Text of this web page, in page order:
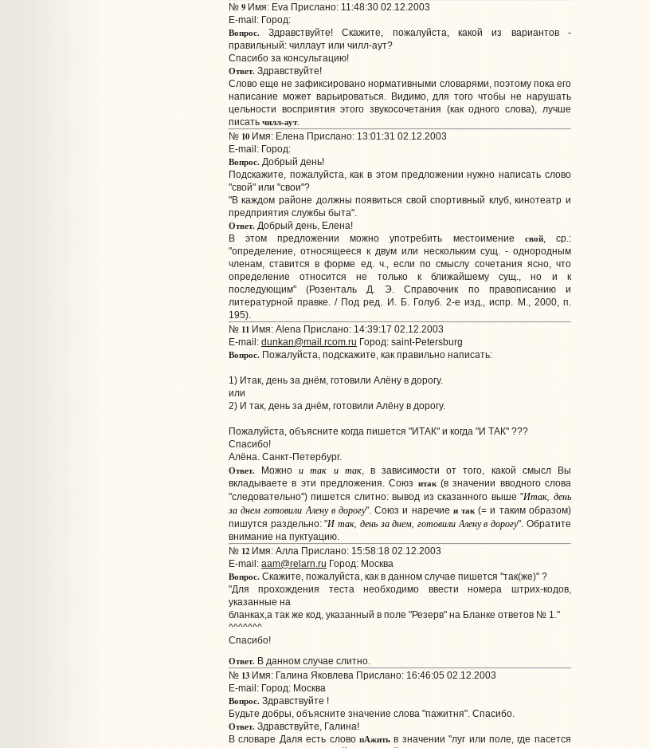
№ 9Имя: Eva Прислано: 11:48:30 02.12.2003
E-mail: Город:
Вопрос.Здравствуйте! Скажите, пожалуйста, какой из вариантов -
правильный: чиллаут или чилл-аут?
Спасибо за консультацию!
Ответ.Здравствуйте!
Слово еще не зафиксировано нормативными словарями, поэтому пока его
написание может варьироваться. Видимо, для того чтобы не нарушать
цельности восприятия этого звукосочетания (как одного слова), лучше
писать чилл-аут.
№ 10Имя: Елена Прислано: 13:01:31 02.12.2003
E-mail: Город:
Вопрос.Добрый день!
Подскажите, пожалуйста, как в этом предложении нужно написать слово
"свой" или "свои"?
"В каждом районе должны появиться свой спортивный клуб, кинотеатр и
предприятия службы быта".
Ответ.Добрый день, Елена!
В этом предложении можно употребить местоимение свой, ср.:
"определение, относящееся к двум или нескольким сущ. - однородным
членам, ставится в форме ед. ч., если по смыслу сочетания ясно, что
определение относится не только к ближайшему сущ., но и к
последующим" (Розенталь Д. Э. Справочник по правописанию и
литературной правке. / Под ред. И. Б. Голуб. 2-е изд., испр. М., 2000, п.
195).
№ 11Имя: Alena Прислано: 14:39:17 02.12.2003
E-mail: dunkan@mail.rcom.ru Город: saint-Petersburg
Вопрос.Пожалуйста, подскажите, как правильно написать:
1) Итак, день за днём, готовили Алёну в дорогу.
или
2) И так, день за днём, готовили Алёну в дорогу.
Пожалуйста, объясните когда пишется "ИТАК" и когда "И ТАК" ???
Спасибо!
Алёна. Санкт-Петербург.
Ответ.Можнои так и так, в зависимости от того, какой смысл Вы
вкладываете в эти предложения. Союз итак(в значении вводного слова
"следовательно") пишется слитно: вывод из сказанного выше "Итак, день
за днем готовили Алену в дорогу". Союз и наречие и так(= и таким образом)
пишутся раздельно: "И так, день за днем, готовили Алену в дорогу". Обратите
внимание на пуктуацию.
№ 12Имя: Алла Прислано: 15:58:18 02.12.2003
E-mail: aam@relarn.ru Город: Москва
Вопрос.Скажите, пожалуйста, как в данном случае пишется "так(же)" ?
"Для прохождения теста необходимо ввести номера штрих-кодов,
указанные на
бланках,а так же код, указанный в поле "Резерв" на Бланке ответов № 1."
^^^^^^^
Спасибо!
Ответ.В данном случае слитно.
№ 13Имя: Галина Яковлева Прислано: 16:46:05 02.12.2003
E-mail: Город: Москва
Вопрос.Здравствуйте !
Будьте добры, объясните значение слова "пажитня". Спасибо.
Ответ.Здравствуйте, Галина!
В словаре Даля есть слово пАжитьв значении "луг или поле, где пасется